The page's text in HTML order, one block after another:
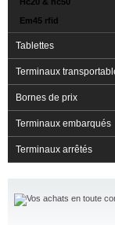
Em45 rfid
Tablettes
Terminaux
Bornes de prix
Terminaux embarqués
Terminaux arrêtés